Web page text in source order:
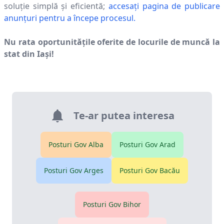
soluție simplă și eficientă; accesați pagina de publicare
anunțuri pentru a începe procesul.
Nu rata oportunitățile oferite de locurile de muncă la
stat din Iaşi!
Te-ar putea interesa
Posturi Gov Alba Posturi Gov Arad
Posturi Gov Arges Posturi Gov Bacău
Posturi Gov Bihor